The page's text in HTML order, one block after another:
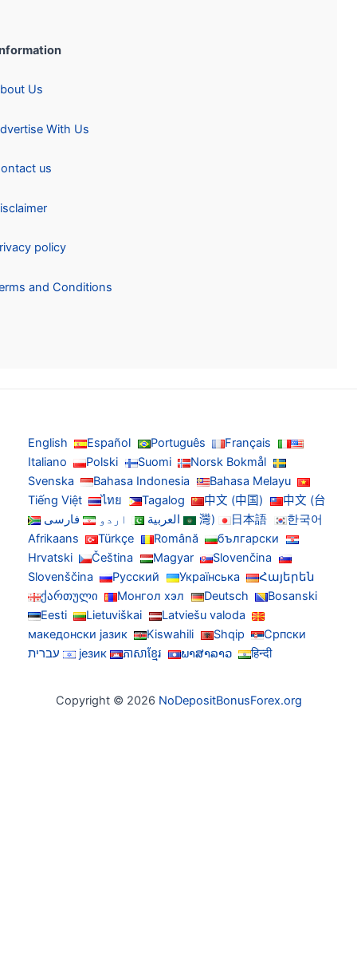
Information:
About Us
Advertise With Us
Contact us
Disclaimer
Privacy policy
Terms and Conditions
English Español Português
Français
Italiano
Polski Suomi
Norsk Bokmål
Svenska
Bahasa Indonesia
Bahasa Melayu
Tiếng Việt
ไทย Tagalog 中文 (中国)
中文 (台
灣)
日本語 한국어 العربية اردو
فارسی
Afrikaans
Türkçe Română
български
Hrvatski
Čeština Magyar
Slovenčina
Slovenščina
Русский Українська
Հայերեն
ქართული
Монгол хэл Deutsch
Bosanski
Eesti
Lietuviškai
Latviešu valoda
македонски јазик
Kiswahili Shqip
Српски
језик
ភាសាខ្មែរ ພາສາລາວ हिन्दी עברית
Copyright © 2026NoDepositBonusForex.org